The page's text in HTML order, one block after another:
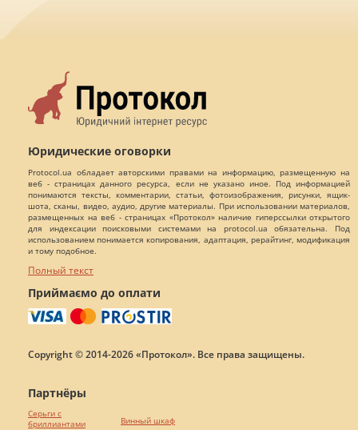
Юридические оговорки
Protocol.ua обладает авторскими правами на информацию, размещенную на
веб - страницах данного ресурса, если не указано иное. Под информацией
понимаются тексты, комментарии, статьи, фотоизображения, рисунки, ящик-
шота, сканы, видео, аудио, другие материалы. При использовании материалов,
размещенных на веб - страницах «Протокол» наличие гиперссылки открытого
для индексации поисковыми системами на protocol.ua обязательна. Под
использованием понимается копирования, адаптация, рерайтинг, модификация
и тому подобное.
Полный текст
Приймаємо до оплати
Copyright © 2014-2026 «Протокол». Все права защищены.
Партнёры
Серьги с
бриллиантами
Винный шкаф